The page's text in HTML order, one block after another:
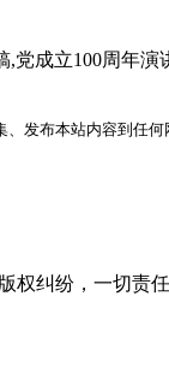
党成立100周年
发布本站内容到任
纠纷，一切责